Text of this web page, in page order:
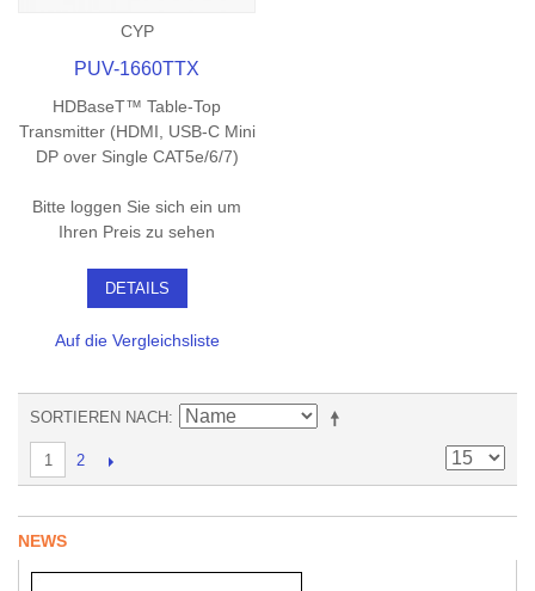
CYP
PUV-1660TTX
HDBaseT™ Table-Top
Transmitter (HDMI, USB-C Mini
DP over Single CAT5e/6/7)
Bitte loggen Sie sich ein um
Ihren Preis zu sehen
DETAILS
Auf die Vergleichsliste
SORTIEREN NACH
1 2
NEWS